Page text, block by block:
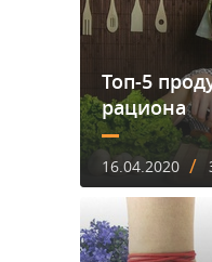
Топ-5
рациона
16.04.2020 /